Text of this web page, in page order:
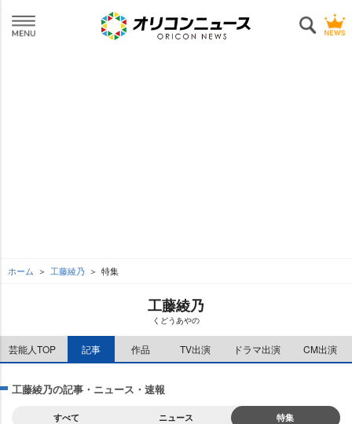
ホーム 工藤綾乃 特集
工藤綾乃
くどうあやの
芸能人TOP 記事 作品 TV出演 ドラマ出演 CM出演
工藤綾乃の記事・ニュース・速報
すべて ニュース 特集